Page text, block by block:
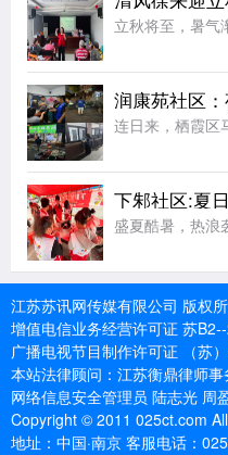
润康苑社区
下邾社区:夏
江苏苏讯网传媒有限公司 版权
增值电信业务经营许可证 苏
广播电视节目制作许可证 （苏
本站法律顾问：江苏衡鼎律师
网络信息安全管理员 陆志光 周
Copyright © 2011 025ct.com
地址：中国·南京 客服电话：